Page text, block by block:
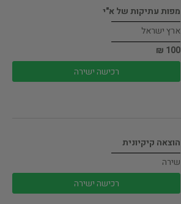
מפות עתיקות של א"י
ארץ ישראל
100 ₪
רכישה ישירה
הוצאה קיקיונית
שירה
רכישה ישירה